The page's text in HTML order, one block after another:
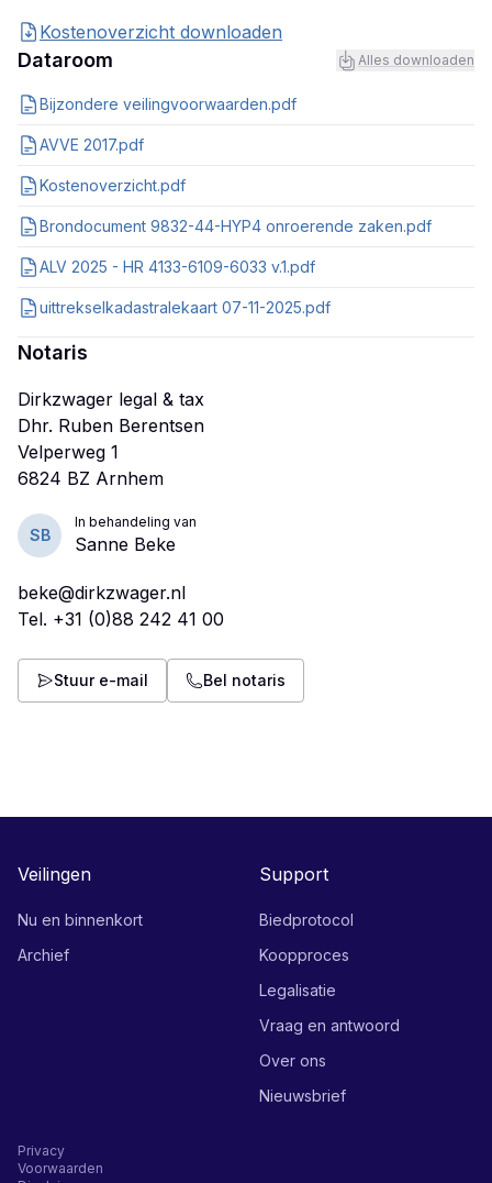
Kostenoverzicht downloaden
Dataroom Alles downloaden
Bijzondere veilingvoorwaarden.pdf
AVVE 2017.pdf
Kostenoverzicht.pdf
Brondocument 9832-44-HYP4 onroerende zaken.pdf
ALV 2025 - HR 4133-6109-6033 v.1.pdf
uittrekselkadastralekaart 07-11-2025.pdf
Notaris
Dirkzwager legal & tax
Dhr. Ruben Berentsen
Velperweg 1
SB
In behandeling van
Sanne Beke
beke@dirkzwager.nl
Tel. +31 (0)88 242 41 00
Stuur e-mail Bel notaris
Veilingen
Nu en binnenkort
Archief
Support
Biedprotocol
Koopproces
Legalisatie
Vraag en antwoord
Over ons
Nieuwsbrief
Privacy
Voorwaarden